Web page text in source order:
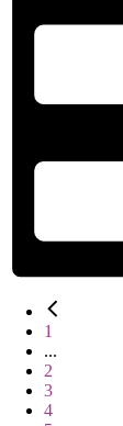
1
...
2
3
4